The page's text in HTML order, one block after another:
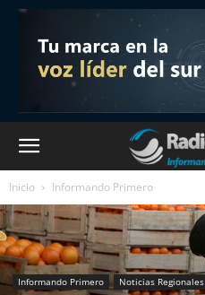
Inicio Informando Primero
Informando Primero Noticias Regionales